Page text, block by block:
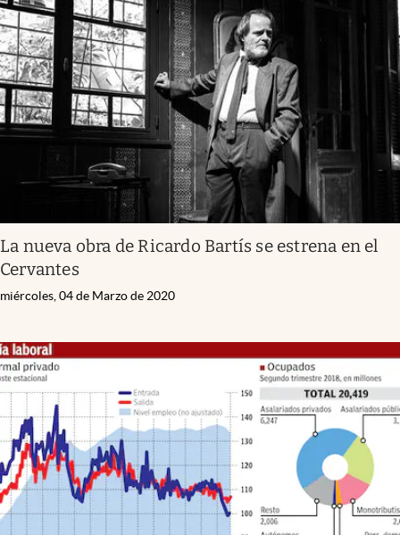
La nueva obra de Ricardo Bartís se estrena en el
Cervantes
miércoles, 04 de Marzo de 2020